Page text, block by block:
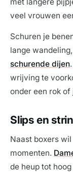
veel vrouwen
Schuren je
lange
schurende dijen
wrijving te
onder een rok of
Slips en
Naast boxers
momenten.
de heup tot